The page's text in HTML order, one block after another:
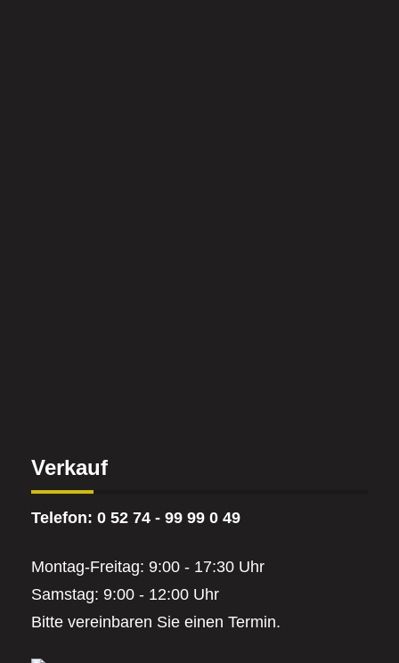
Verkauf
Telefon: 0 52 74 - 99 99 0 49
Montag-Freitag: 9:00 - 17:30 Uhr
Samstag: 9:00 - 12:00 Uhr
Bitte vereinbaren Sie einen Termin.